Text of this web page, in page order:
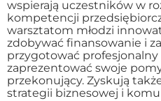
wspierają uczestników w
kompetencji
warsztatom młodzi
zdobywać finansowanie i
przygotować
zaprezentować swoje
przekonujący. Zyskują
strategii biznesowej i